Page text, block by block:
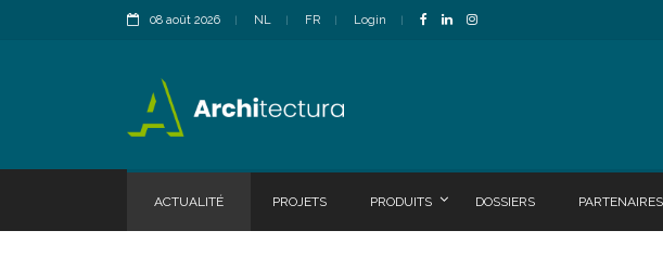
08 août 2026 NL FR Login
ACTUALITÉ PROJETS PRODUITS DOSSIERS PARTENAIRES